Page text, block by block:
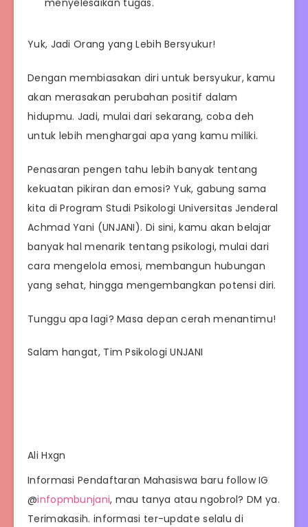
menyelesaikan tugas.
Yuk, Jadi Orang yang Lebih Bersyukur!
Dengan membiasakan diri untuk bersyukur, kamu
akan merasakan perubahan positif dalam
hidupmu. Jadi, mulai dari sekarang, coba deh
untuk lebih menghargai apa yang kamu miliki.
Penasaran pengen tahu lebih banyak tentang
kekuatan pikiran dan emosi? Yuk, gabung sama
kita di Program Studi Psikologi Universitas Jenderal
Achmad Yani (UNJANI). Di sini, kamu akan belajar
banyak hal menarik tentang psikologi, mulai dari
cara mengelola emosi, membangun hubungan
yang sehat, hingga mengembangkan potensi diri.
Tunggu apa lagi? Masa depan cerah menantimu!
Salam hangat, Tim Psikologi UNJANI
Ali Hxgn
Informasi Pendaftaran Mahasiswa baru follow IG
@infopmbunjani, mau tanya atau ngobrol? DM ya.
Terimakasih. informasi ter-update selalu di